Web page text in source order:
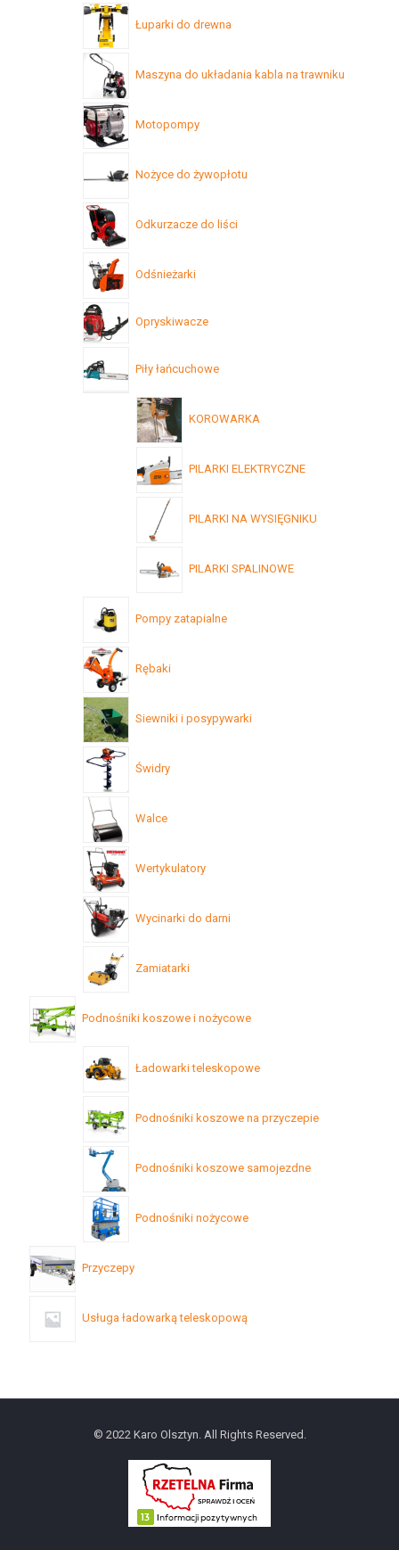
Łuparki do drewna
Maszyna do układania kabla na trawniku
Motopompy
Nożyce do żywopłotu
Odkurzacze do liści
Odśnieżarki
Opryskiwacze
Piły łańcuchowe
KOROWARKA
PILARKI ELEKTRYCZNE
PILARKI NA WYSIĘGNIKU
PILARKI SPALINOWE
Pompy zatapialne
Rębaki
Siewniki i posypywarki
Świdry
Walce
Wertykulatory
Wycinarki do darni
Zamiatarki
Podnośniki koszowe i nożycowe
Ładowarki teleskopowe
Podnośniki koszowe na przyczepie
Podnośniki koszowe samojezdne
Podnośniki nożycowe
Przyczepy
Usługa ładowarką teleskopową
© 2022 Karo Olsztyn. All Rights Reserved.